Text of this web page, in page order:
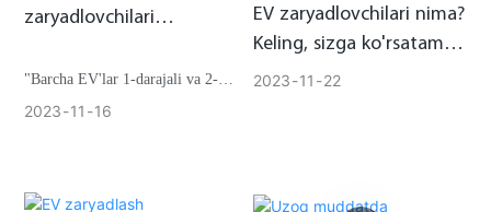
qanday tanlashni qidiryapsizmi?
zaryadlovchilari
"Barcha EV'lar 1-darajali va 2-
darajali zaryadlash uchun bir xil
standartlari ishlab chiqaruvchilar
2023 11 16
EV zaryadlovchilari nima?
Keling, sizga ko'rsatamiz
| iFlowPower
2023 11 22